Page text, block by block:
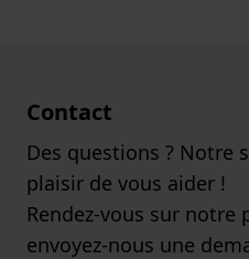
Contact
Des questions ? Notre
plaisir de vous aider !
Rendez-vous sur notre
envoyez-nous une